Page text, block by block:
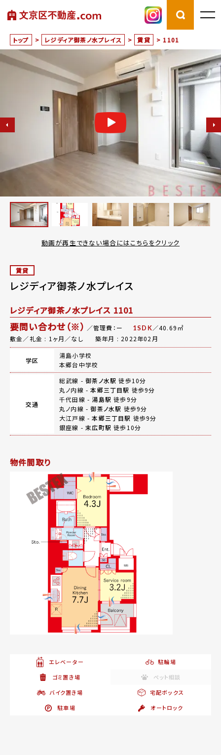
トップ > レジディア御茶ノ水プレイス > 賃貸 > 1101
動画が再生できない場合にはこちらをクリック
賃貸
レジディア御茶ノ水プレイス
レジディア御茶ノ水プレイス 1101
要問い合わせ（※） ／管理費：ー 1SDK／40.69㎡
敷金／礼金 : 1ヶ月／なし
築年月 : 2022年02月
学区
湯島小学校
本郷台中学校
交通
総武線 -御茶ノ水駅 徒歩10分
丸ノ内線 -本郷三丁目駅 徒歩9分
千代田線 - 湯島駅 徒歩9分
丸ノ内線 -御茶ノ水駅 徒歩9分
大江戸線 -本郷三丁目駅 徒歩9分
銀座線 -末広町駅 徒歩10分
物件間取り
エレベーター
駐輪場
ゴミ置き場
ペット相談
バイク置き場
宅配ボックス
駐車場
オートロック